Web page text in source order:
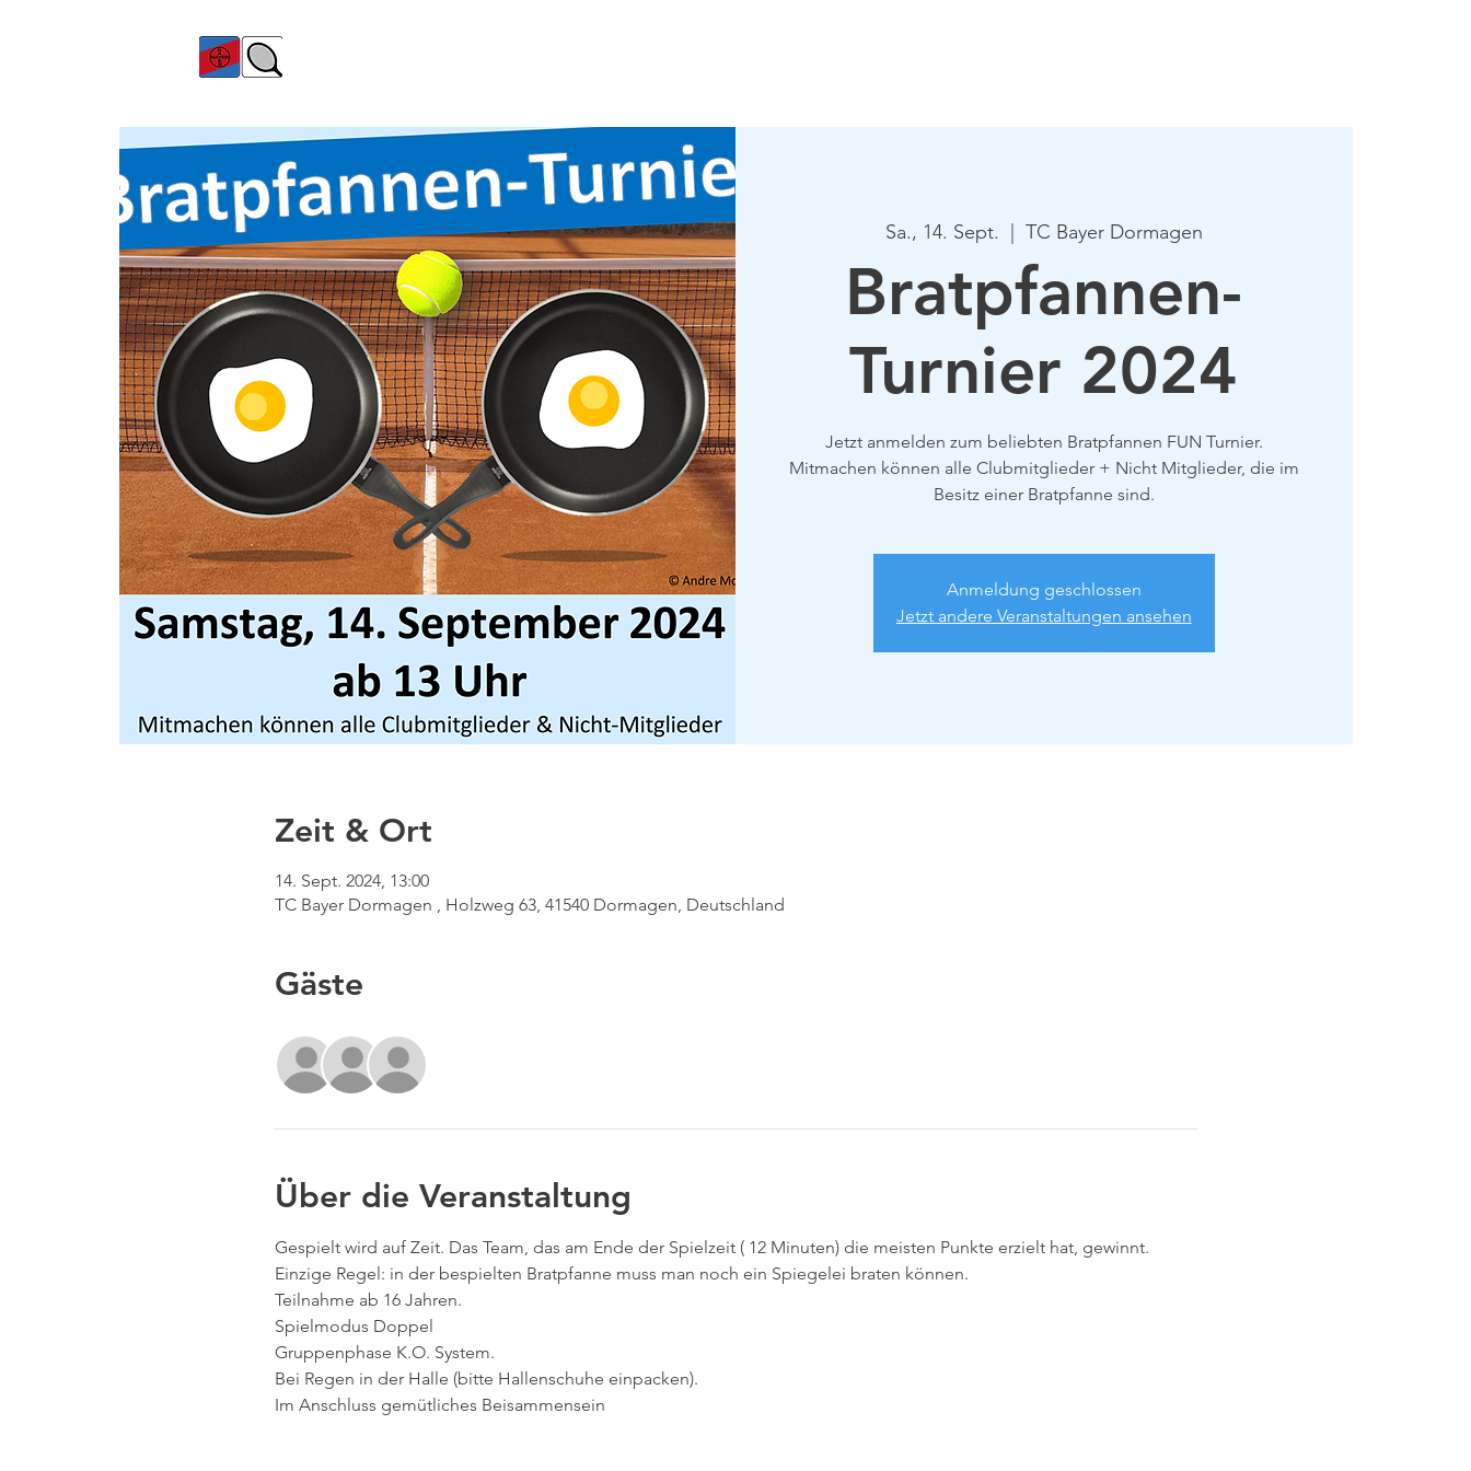
Sa., 14. Sept. TC Bayer Dormagen
Bratpfannen-
Turnier 2024
Jetzt anmelden zum beliebten Bratpfannen FUN Turnier.
Mitmachen können alle Clubmitglieder + Nicht Mitglieder, die im
Besitz einer Bratpfanne sind.
Anmeldung geschlossen
Jetzt andere Veranstaltungen ansehen
Zeit & Ort
14. Sept. 2024, 13:00
TC Bayer Dormagen , Holzweg 63, 41540 Dormagen, Deutschland
Gäste
Über die Veranstaltung
Gespielt wird auf Zeit. Das Team, das am Ende der Spielzeit ( 12 Minuten) die meisten Punkte erzielt hat, gewinnt.
Einzige Regel: in der bespielten Bratpfanne muss man noch ein Spiegelei braten können.
Teilnahme ab 16 Jahren.
Spielmodus Doppel
Gruppenphase K.O. System.
Bei Regen in der Halle (bitte Hallenschuhe einpacken).
Im Anschluss gemütliches Beisammensein